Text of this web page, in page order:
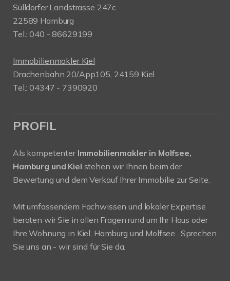
Sülldorfer Landstrasse 247c
22589 Hamburg
Tel.: 040 - 86629199
Immobilienmakler Kiel
Drachenbahn 20/App105, 24159 Kiel
Tel.: 04347 - 7390920
PROFIL
Als kompetenter Immobilienmakler in Molfsee,
Hamburg und Kiel stehen wir Ihnen beim der
Bewertung und dem Verkauf Ihrer Immobilie zur Seite.
Mit umfassendem Fachwissen und lokaler Expertise
beraten wir Sie in allen Fragen rund um Ihr Haus oder
Ihre Wohnung in Kiel, Hamburg und Molfsee . Sprechen
Sie uns an - wir sind für Sie da.